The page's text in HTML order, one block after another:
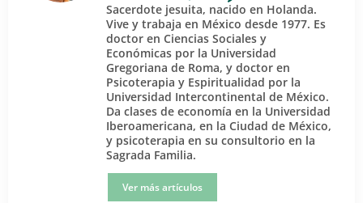
Sacerdote jesuita, nacido en Holanda.
Vive y trabaja en México desde 1977. Es
doctor en Ciencias Sociales y
Económicas por la Universidad
Gregoriana de Roma, y doctor en
Psicoterapia y Espiritualidad por la
Universidad Intercontinental de México.
Da clases de economía en la Universidad
Iberoamericana, en la Ciudad de México,
y psicoterapia en su consultorio en la
Sagrada Familia.
Ver más artículos